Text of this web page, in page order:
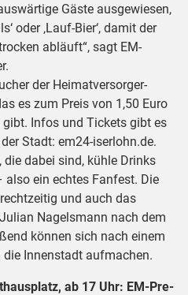
Gäste ausgewiesen,
oder ‚Lauf-Bier‘, damit der
abläuft“, sagt EM-
der Heimatversorger-
es zum Preis von 1,50 Euro
Infos und Tickets gibt es
Stadt: em24-iserlohn.de.
dabei sind, kühle Drinks
ein echtes Fanfest. Die
und auch das
Nagelsmann nach dem
können sich nach einem
Innenstadt aufmachen.
ab 17 Uhr: EM-Pre-